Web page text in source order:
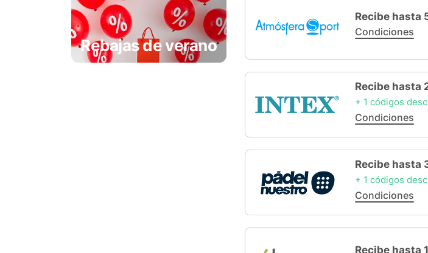
Recibe hasta
Condiciones
Recibe hasta
+ 1 códigos
Condiciones
Recibe hasta
+ 1 códigos
Condiciones
Recibe hasta
Rebajas de verano